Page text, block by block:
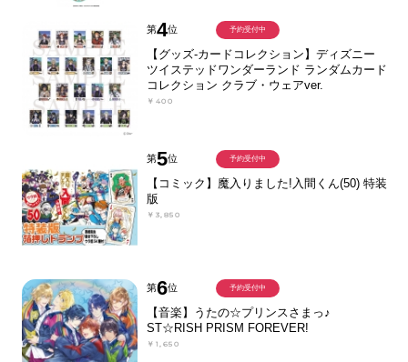
第4位
【グッズ-カードコレクション】ディズニー
ツイステッドワンダーランド ランダムカード
コレクション クラブ・ウェアver.
￥400
予約受付中
第5位
【コミック】魔入りました!入間くん(50) 特装
版
￥3,850
予約受付中
第6位
【音楽】うたの☆プリンスさまっ♪
ST☆RISH PRISM FOREVER!
￥1,650
予約受付中